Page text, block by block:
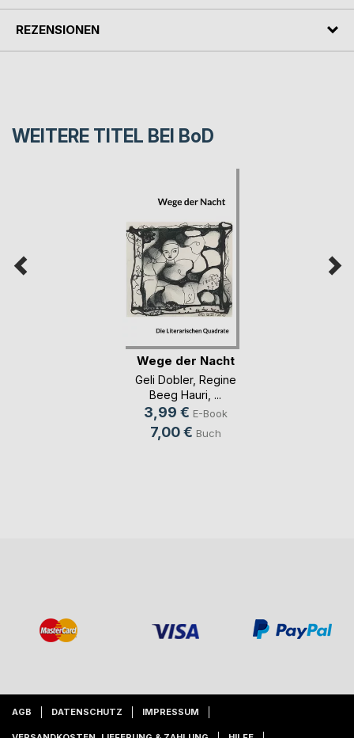
REZENSIONEN
WEITERE TITEL BEI BoD
Wege der Nacht
Geli Dobler, Regine
Beeg Hauri , ...
3,99 € E-Book
7,00 € Buch
AGB DATENSCHUTZ IMPRESSUM